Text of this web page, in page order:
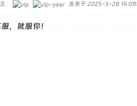
发表于 2025-3-28
，就服你！